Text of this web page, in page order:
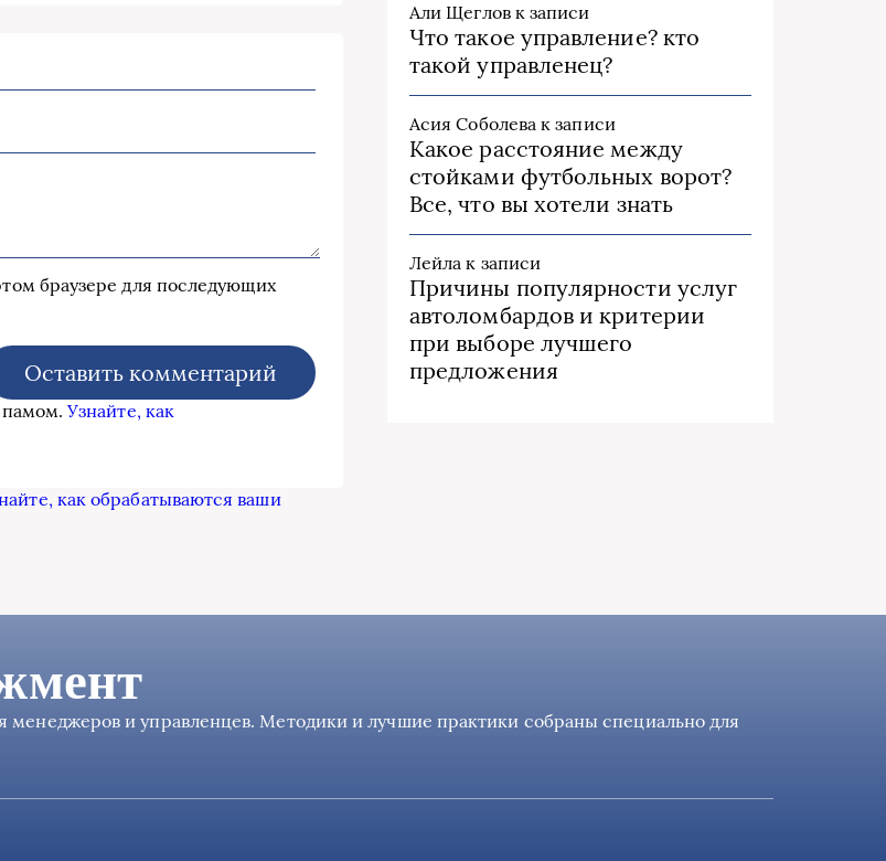
браузере для последующих
Узнайте, как
как обрабатываются ваши
Али Щегловк записи
Что такое управление? кто
такой управленец?
Асия Соболева к записи
Какое расстояние между
стойками футбольных ворот?
Все, что вы хотели знать
Лейла к записи
Причины популярности услуг
автоломбардов и критерии
при выборе лучшего
предложения
менеджеров и управленцев. Методики и лучшие практики собраны специально для